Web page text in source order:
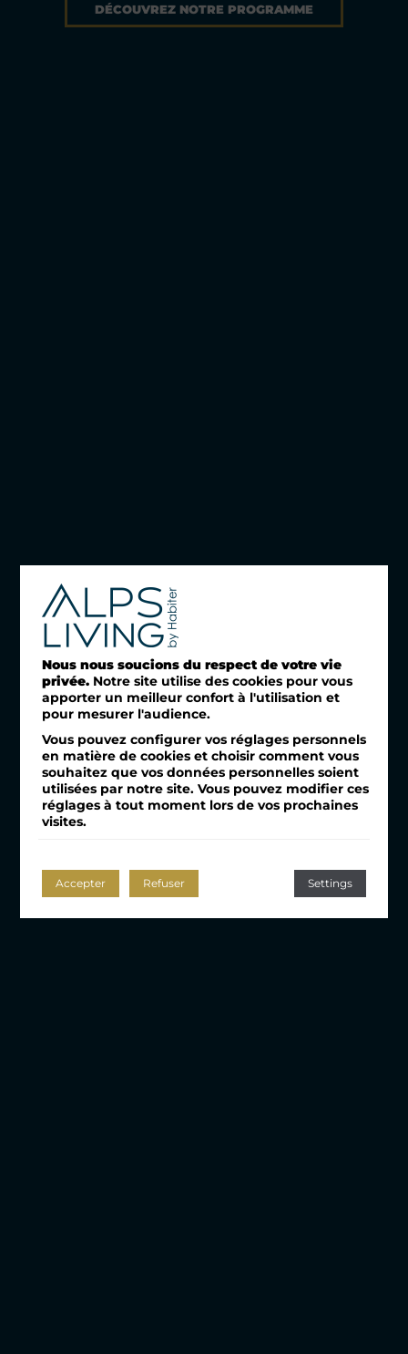
DÉCOUVREZ NOTRE PROGRAMME
Nous nous soucions du respect de votre vie
privée. Notre site utilise des cookies pour vous
apporter un meilleur confort à l'utilisation et
pour mesurer l'audience.
Vous pouvez configurer vos réglages personnels
en matière de cookies et choisir comment vous
souhaitez que vos données personnelles soient
utilisées par notre site. Vous pouvez modifier ces
réglages à tout moment lors de vos prochaines
visites.
Accepter Settings
Refuser